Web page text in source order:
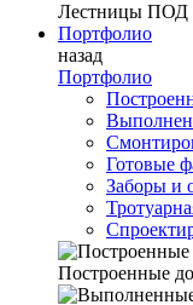
Лестницы ПОД
Портфолио
назад
Портфолио
Готовые
Заборы и
Построенные